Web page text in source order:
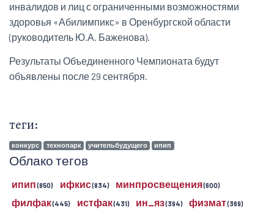
инвалидов и лиц с ограниченными возможностями
здоровья «Абилимпикс» в Оренбургской области
(руководитель Ю.А. Баженова).
Результаты Объединенного Чемпионата будут
объявлены после 29 сентября.
теги:
конкурс технопарк учительбудущего ипип
Облако тегов
ипип(850) ифкис(834) минпросвещения(600)
филфак(445) истфак(431) ин_яз(394) физмат(369)